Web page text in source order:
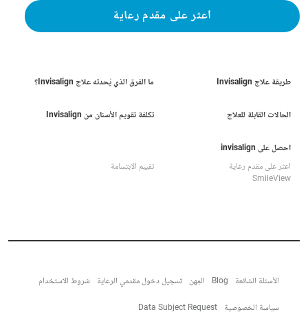
اعثر على مقدم رعاية
طريقة علاج Invisalign ما الفرق الذي يُحدثه علاج Invisalign؟
الحالات القابلة للعلاج تكلفة تقويم الأسنان من Invisalign
احصل على invisalign
اعثر على مقدم رعاية
تقييم الابتسامة
SmileView
الأسئلة الشائعة Blog المِهن تسجيل دخول مقدمي الرعاية شروط الاستخدام
سياسة الخصوصية Data Subject Request